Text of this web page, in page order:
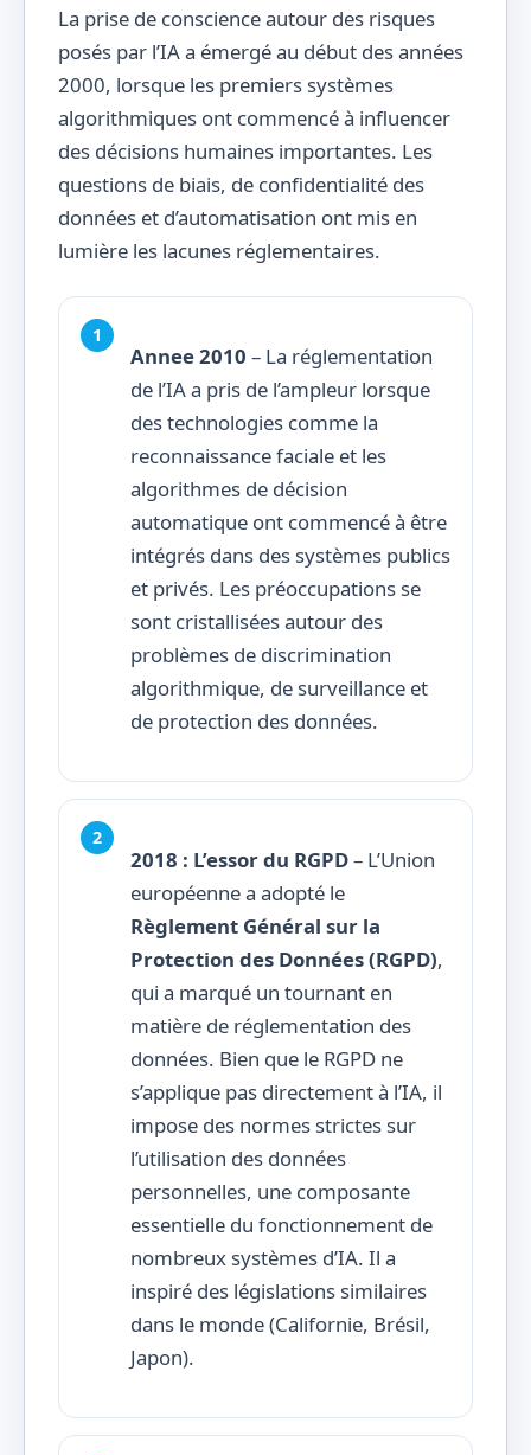
La prise de conscience autour des risques
posés par l’IA a émergé au début des années
2000, lorsque les premiers systèmes
algorithmiques ont commencé à influencer
des décisions humaines importantes. Les
questions de biais, de confidentialité des
données et d’automatisation ont mis en
lumière les lacunes réglementaires.
Annee 2010 – La réglementation
de l’IA a pris de l’ampleur lorsque
des technologies comme la
reconnaissance faciale et les
algorithmes de décision
automatique ont commencé à être
intégrés dans des systèmes publics
et privés. Les préoccupations se
sont cristallisées autour des
problèmes de discrimination
algorithmique, de surveillance et
de protection des données.
2018 : L’essor du RGPD– L’Union
européenne a adopté le
Règlement Général sur la
Protection des Données (RGPD),
qui a marqué un tournant en
matière de réglementation des
données. Bien que le RGPD ne
s’applique pas directement à l’IA, il
impose des normes strictes sur
l’utilisation des données
personnelles, une composante
essentielle du fonctionnement de
nombreux systèmes d’IA. Il a
inspiré des législations similaires
dans le monde (Californie, Brésil,
Japon).